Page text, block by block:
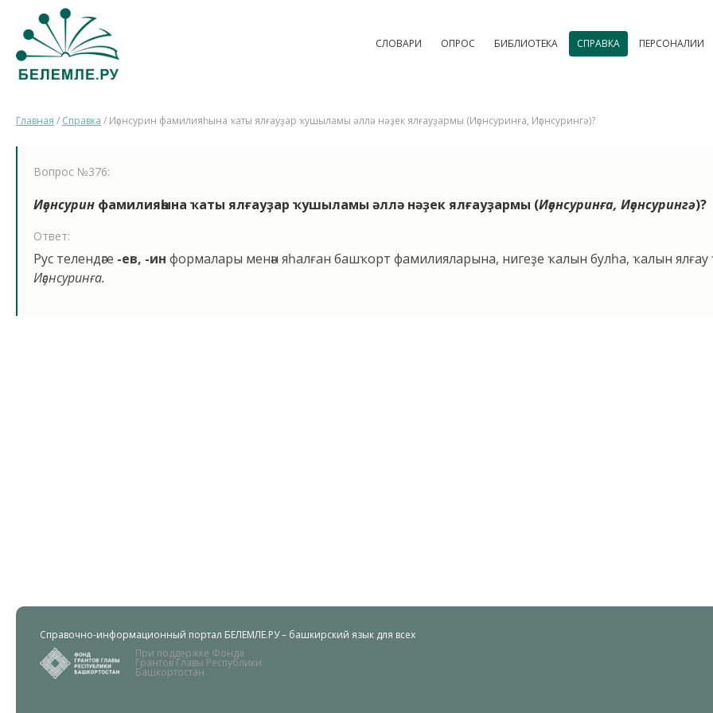
СЛОВАРИ ОПРОС БИБЛИОТЕКА СПРАВКА ПЕРСОНАЛИИ
Главная / Справка / Иҫәнсурин фамилияһына ҡаты ялғауҙар ҡушыламы әллә нәҙек ялғауҙармы (Иҫәнсуринға, Иҫәнсурингә)?
Вопрос №376:
Иҫәнсурин фамилияһына ҡаты ялғауҙар ҡушыламы әллә нәҙек ялғауҙармы (Иҫәнсуринға, Иҫәнсурингә)?
Ответ:
Рус телендәге -ев, -ин формалары менән яһалған башҡорт фамилияларына, нигеҙе ҡалын булһа, ҡалын
Иҫәнсуринға.
Справочно-информационный портал БЕЛЕМЛЕ.РУ – башкирский язык для всех
При поддержке Фонда
Грантов Главы Республики
Башкортостан.